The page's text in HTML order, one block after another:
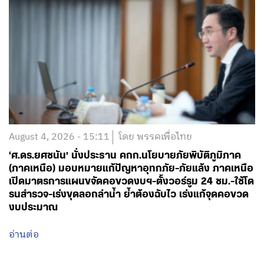
August 4, 2026 - 15:11 โดย พรรคเพื่อไทย
‘ศ.ดร.ยศชนัน’ นั่งประธาน คกก.นโยบายภัยพิบัติภูมิภาค
(ภาคเหนือ) มอบหมายแก้ปัญหาอุทกภัย-ภัยแล้ง ภาคเหนือ
เปิดมาตรการแผนขจัดคอขวดงบฯ-ตั้งวอร์รูม 24 ชม.-ใช้โด
รนสำรวจ-เร่งขุดลอกลำน้ำ ย้ำต้องฉับไว เร่งแก้จุดคอขวด
งบประมาณ
อ่านต่อ